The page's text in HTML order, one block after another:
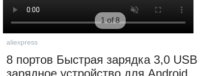
1 of 8
aliexpress
8 портов Быстрая зарядка 3,0 USB
зарядное устройство для Android